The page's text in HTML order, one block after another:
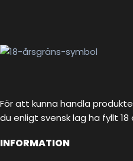
För att kunna handla
du enligt svensk lag ha fyllt 18
INFORMATION